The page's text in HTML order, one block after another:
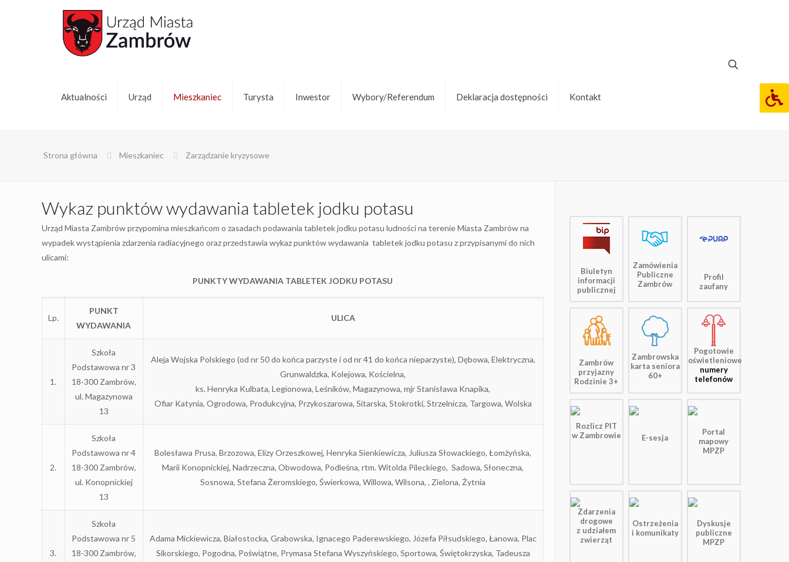
Aktualności Urząd Mieszkaniec Turysta Inwestor Wybory/Referendum Deklaracja dostępności Kontakt
Strona główna Mieszkaniec Zarządzanie kryzysowe
Wykaz punktów wydawania tabletek jodku potasu
Urząd Miasta Zambrów przypomina mieszkańcom o zasadach podawania tabletek jodku potasu ludności na terenie Miasta Zambrów na
wypadek wystąpienia zdarzenia radiacyjnego oraz przedstawia wykaz punktów wydawania tabletek jodku potasu z przypisanymi do nich
ulicami:
PUNKTY WYDAWANIA TABLETEK JODKU POTASU
Lp.
PUNKT
WYDAWANIA
ULICA
1.
Szkoła
Podstawowa nr 3
18-300 Zambrów,
ul. Magazynowa
13
Aleja Wojska Polskiego (od nr 50 do końca parzyste i od nr 41 do końca nieparzyste), Dębowa, Elektryczna,
Grunwaldzka, Kolejowa, Kościelna,
ks. Henryka Kulbata, Legionowa, Leśników, Magazynowa, mjr Stanisława Knapika,
Ofiar Katynia, Ogrodowa, Produkcyjna, Przykoszarowa, Sitarska, Stokrotki, Strzelnicza, Targowa, Wolska
2.
Szkoła
Podstawowa nr 4
18-300 Zambrów,
ul. Konopnickiej
13
Bolesława Prusa, Brzozowa, Elizy Orzeszkowej, Henryka Sienkiewicza, Juliusza Słowackiego, Łomżyńska,
Marii Konopnickiej, Nadrzeczna, Obwodowa, Podleśna, rtm. Witolda Pileckiego, Sadowa, Słoneczna,
Sosnowa, Stefana Żeromskiego, Świerkowa, Willowa, Wilsona, , Zielona, Żytnia
3.
Szkoła
Podstawowa nr 5
18-300 Zambrów,
Adama Mickiewicza, Białostocka, Grabowska, Ignacego Paderewskiego, Józefa Piłsudskiego, Łanowa, Plac
Sikorskiego, Pogodna, Poświątne, Prymasa Stefana Wyszyńskiego, Sportowa, Świętokrzyska, Tadeusza
Biuletyn
informacji
publicznej
Zamówienia
Publiczne
Zambrów
Profil
zaufany
Zambrów
przyjazny
Rodzinie 3+
Zambrowska
karta seniora
60+
Pogotowie
oświetleniowe
numery
telefonów
Rozlicz PIT
w Zambrowie
E-sesja
Portal
mapowy
MPZP
Zdarzenia
drogowe
z udziałem
zwierząt
Ostrzeżenia
i komunikaty
Dyskusje
publiczne
MPZP